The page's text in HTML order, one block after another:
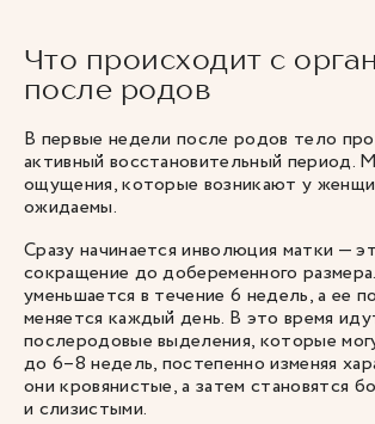
Что происходит с
после родов
В первые недели после родов тело
активный восстановительный период.
ощущения, которые возникают у
ожидаемы.
Сразу начинается инволюция матки —
сокращение до добеременного
уменьшается в течение 6 недель, а ее
меняется каждый день. В это время
послеродовые выделения, которые
до 6–8 недель, постепенно изменяя
они кровянистые, а затем становятся
и слизистыми.